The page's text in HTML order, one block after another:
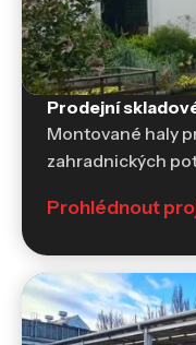
Skladovací haly a
Prodejní
Montované haly
zahradnických
Prohlédnout